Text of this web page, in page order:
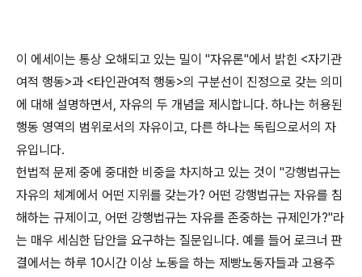
이 에세이는 통상 오해되고 있는 밀이 "자유론"에서 밝힌 <자기관
여적 행동>과 <타인관여적 행동>의 구분선이 진정으로 갖는 의미
에 대해 설명하면서, 자유의 두 개념을 제시합니다. 하나는 허용된
행동 영역의 범위로서의 자유이고, 다른 하나는 독립으로서의 자
유입니다.
헌법적 문제 중에 중대한 비중을 차지하고 있는 것이 "강행법규는
자유의 체계에서 어떤 지위를 갖는가? 어떤 강행법규는 자유를 침
해하는 규제이고, 어떤 강행법규는 자유를 존중하는 규제인가?"라
는 매우 세심한 답안을 요구하는 질문입니다. 예를 들어 로크너 판
결에서는 하루 10시간 이상 노동을 하는 제빵노동자들과 고용주